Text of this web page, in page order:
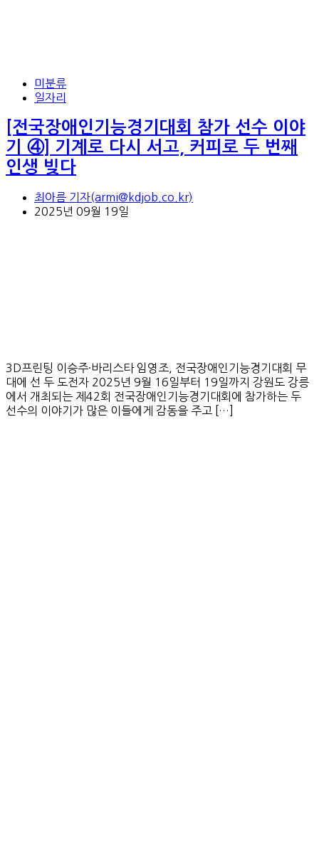
미분류
일자리
[전국장애인기능경기대회 참가 선수 이야
기 ④] 기계로 다시 서고, 커피로 두 번째
인생 빚다
최아름 기자(armi@kdjob.co.kr)
2025년 09월 19일
3D프린팅 이승주·바리스타 임영조, 전국장애인기능경기대회 무
대에 선 두 도전자 2025년 9월 16일부터 19일까지 강원도 강릉
에서 개최되는 제42회 전국장애인기능경기대회에 참가하는 두
선수의 이야기가 많은 이들에게 감동을 주고 […]